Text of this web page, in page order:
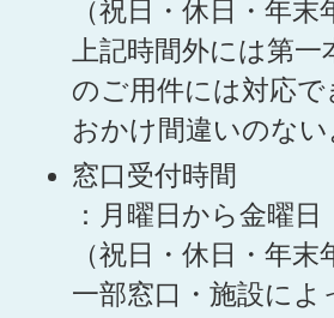
（祝日・休日・年末
上記時間外には第
のご用件には対応で
おかけ間違いのな
窓口受付時間
：月曜日から金曜
（祝日・休日・年末
一部窓口・施設に